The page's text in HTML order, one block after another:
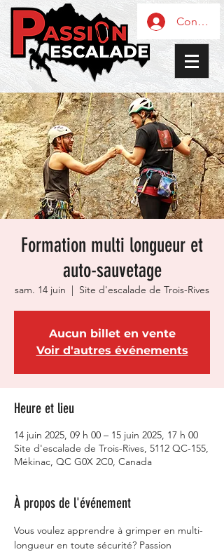
Formation multi longueur et
auto-sauvetage
sam. 14 juin
  |
Site d'escalade de Trois-Rives
Aucun billet en vente
Voir d'autres événements
Heure et lieu
14 juin 2025, 09 h 00 – 15 juin 2025, 17 h 00
Site d'escalade de Trois-Rives, 5112 QC-155,
Mékinac, QC G0X 2C0, Canada
À propos de l'événement
Vous voulez apprendre à grimper en multi-
longueur en toute sécurité? Passion